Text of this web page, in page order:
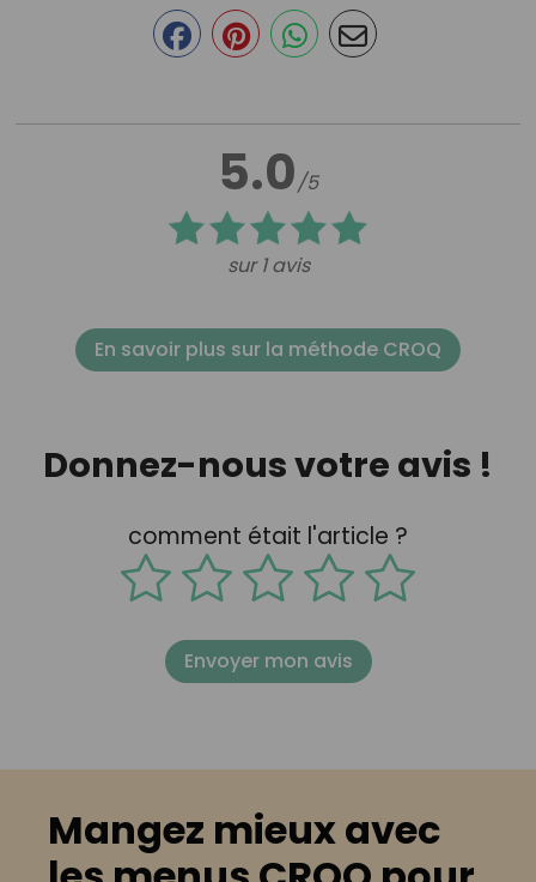
5.0/5
sur 1 avis
En savoir plus sur la méthode CROQ
Donnez-nous votre avis !
comment était l'article ?
Envoyer mon avis
Mangez mieux avec